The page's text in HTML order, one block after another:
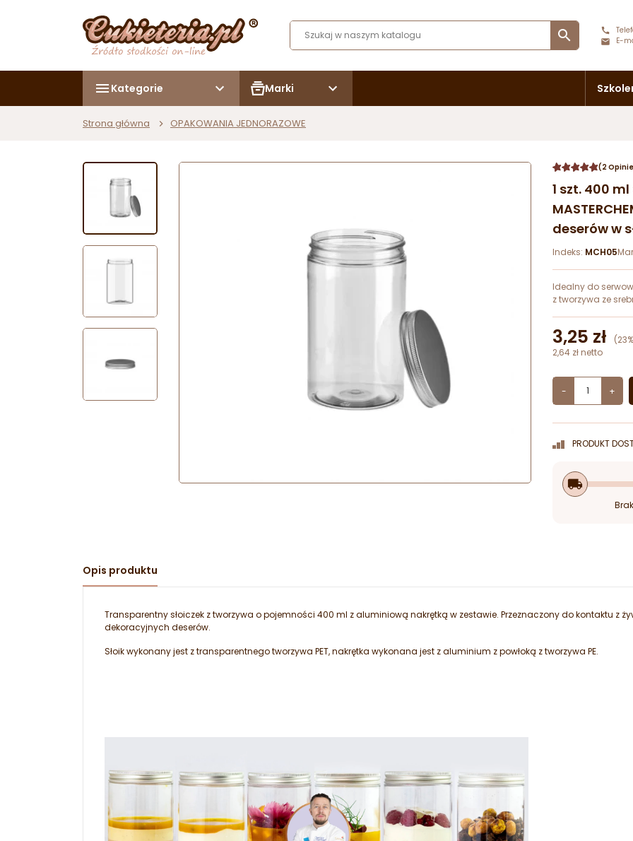

E-
Kategorie Marki
Strona główna OPAKOWANIA JEDNORAZOWE
(2
1 szt. 400 ml
deserów w
Indeks: MCH05
Idealny do
z tworzywa ze
3,25 zł
2,64 zł netto
- +
PRODUKT
local_shipping
Opis produktu
Transparentny słoiczek z tworzywa o pojemności 400 ml z aluminiową nakrętką w zestawie. Przeznaczony do kontaktu z
dekoracyjnych deserów.
Słoik wykonany jest z transparentnego tworzywa PET, nakrętka wykonana jest z aluminium z powłoką z tworzywa PE.